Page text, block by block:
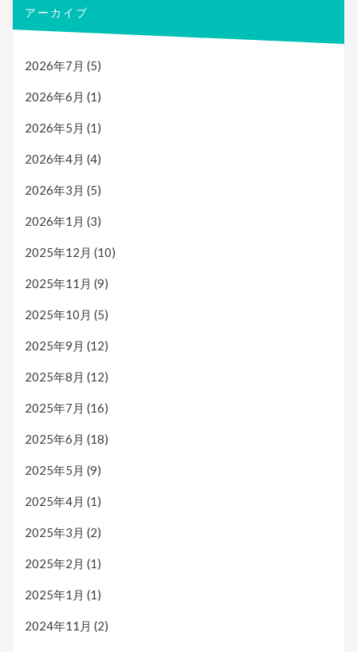
アーカイブ
2026年7月 (5)
2026年6月 (1)
2026年5月 (1)
2026年4月 (4)
2026年3月 (5)
2026年1月 (3)
2025年12月 (10)
2025年11月 (9)
2025年10月 (5)
2025年9月 (12)
2025年8月 (12)
2025年7月 (16)
2025年6月 (18)
2025年5月 (9)
2025年4月 (1)
2025年3月 (2)
2025年2月 (1)
2025年1月 (1)
2024年11月 (2)